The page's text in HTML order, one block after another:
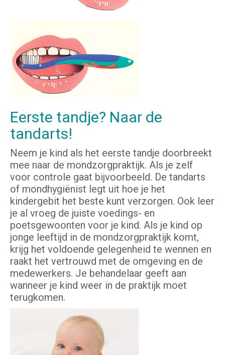
Eerste tandje? Naar de
tandarts!
Neem je kind als het eerste tandje doorbreekt
mee naar de mondzorgpraktijk. Als je zelf
voor controle gaat bijvoorbeeld. De tandarts
of mondhygiënist legt uit hoe je het
kindergebit het beste kunt verzorgen. Ook leer
je al vroeg de juiste voedings- en
poetsgewoonten voor je kind. Als je kind op
jonge leeftijd in de mondzorgpraktijk komt,
krijg het voldoende gelegenheid te wennen en
raakt het vertrouwd met de omgeving en de
medewerkers. Je behandelaar geeft aan
wanneer je kind weer in de praktijk moet
terugkomen.